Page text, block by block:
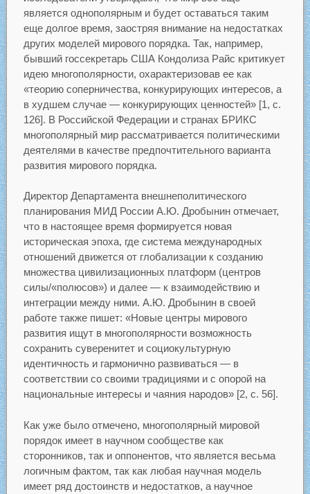
является однополярным и будет оставаться таким
еще долгое время, заостряя внимание на недостатках
других моделей мирового порядка. Так, например,
бывший госсекретарь США Кондолиза Райс критикует
идею многополярности, охарактеризовав ее как
«теорию соперничества, конкурирующих интересов, а
в худшем случае — конкурирующих ценностей» [1, с.
126]. В Российской Федерации и странах БРИКС
многополярный мир рассматривается политическими
деятелями в качестве предпочтительного варианта
развития мирового порядка.
Директор Департамента внешнеполитического
планирования МИД России А.Ю. Дробынин отмечает,
что в настоящее время формируется новая
историческая эпоха, где система международных
отношений движется от глобализации к созданию
множества цивилизационных платформ (центров
силы/«полюсов») и далее — к взаимодействию и
интеграции между ними. А.Ю. Дробынин в своей
работе также пишет: «Новые центры мирового
развития ищут в многополярности возможность
сохранить суверенитет и социокультурную
идентичность и гармонично развиваться — в
соответствии со своими традициями и с опорой на
национальные интересы и чаяния народов» [2, с. 56].
Как уже было отмечено, многополярный мировой
порядок имеет в научном сообществе как
сторонников, так и оппонентов, что является весьма
логичным фактом, так как любая научная модель
имеет ряд достоинств и недостатков, а научное